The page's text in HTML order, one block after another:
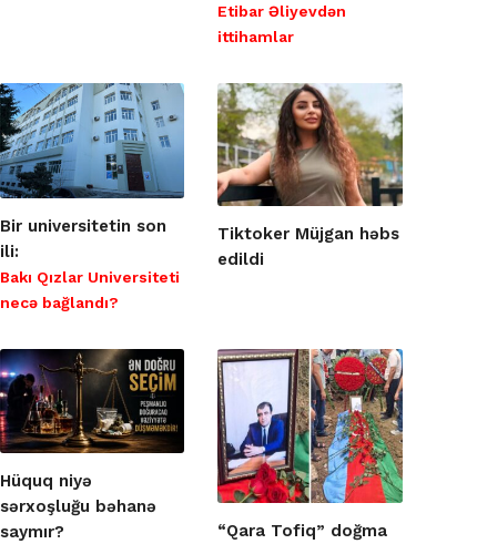
Etibar Əliyevdən
ittihamlar
Bir universitetin son
ili:
Bakı Qızlar Universiteti
necə bağlandı?
Tiktoker Müjgan həbs
edildi
Hüquq niyə
sərxoşluğu bəhanə
saymır?
“Qara Tofiq” doğma